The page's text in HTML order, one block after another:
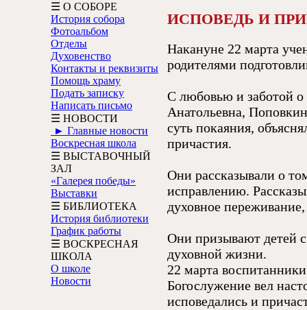
☰ О СОБОРЕ
История собора
Фотоальбом
Отделы
Духовенство
Контакты и реквизиты
Помощь храму
Подать записку
Написать письмо
☰ НОВОСТИ
► Главные новости
Воскресная школа
☰ ВЫСТАВОЧНЫЙ
ЗАЛ
«Галерея победы»
Выставки
☰ БИБЛИОТЕКА
История библиотеки
График работы
☰ ВОСКРЕСНАЯ
ШКОЛА
О школе
Новости
ИСПОВЕДЬ И
Накануне 22 марта
родителями
С любовью и заботой
Анатольевна,
суть покаяния,
причастия.
Они рассказывали о
исправлению.
духовное
Они призывают детей с
духовной жизни.
22 марта
Богослужение вел
исповедались и